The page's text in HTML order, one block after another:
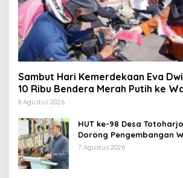
Sambut Hari Kemerdekaan Eva
10 Ribu Bendera Merah Putih ke
8 Agustus 2026
HUT ke-98 Desa
Dorong Pengembangan
dan Budaya
7 Agustus 2026